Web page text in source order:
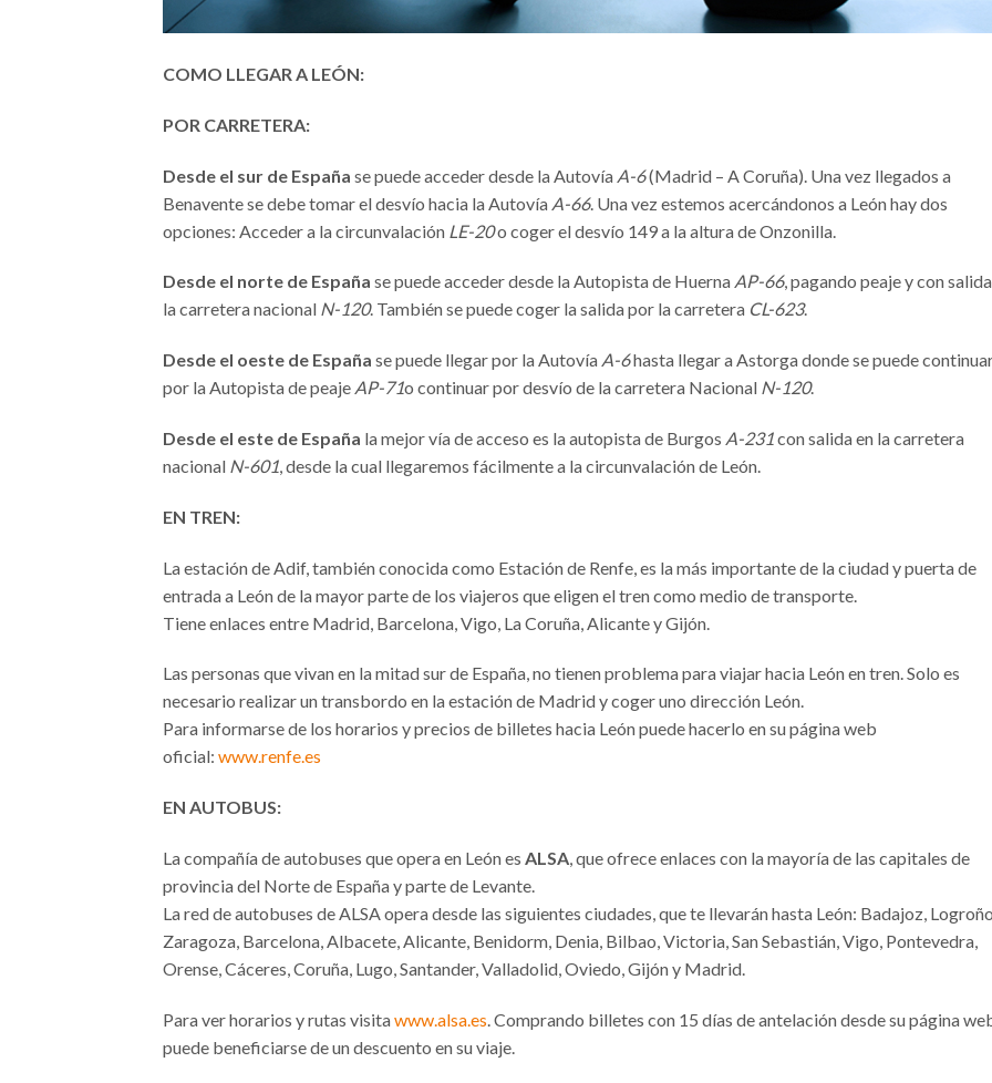
COMO LLEGAR A LEÓN:
POR CARRETERA:
Desde el sur de España se puede acceder desde la Autovía A-6(Madrid – A Coruña). Una vez llegados a
Benavente se debe tomar el desvío hacia la Autovía A-66. Una vez estemos acercándonos a León hay dos
opciones: Acceder a la circunvalación LE-20o coger el desvío 149 a la altura de Onzonilla.
Desde el norte de España se puede acceder desde la Autopista de Huerna AP-66, pagando peaje y con
la carretera nacional N-120. También se puede coger la salida por la carretera CL-623.
Desde el oeste de España se puede llegar por la Autovía A-6hasta llegar a Astorga donde se puede
por la Autopista de peaje AP-71o continuar por desvío de la carretera Nacional N-120.
Desde el este de España la mejor vía de acceso es la autopista de Burgos A-231con salida en la carretera
nacional N-601, desde la cual llegaremos fácilmente a la circunvalación de León.
EN TREN:
La estación de Adif, también conocida como Estación de Renfe, es la más importante de la ciudad y puerta de
entrada a León de la mayor parte de los viajeros que eligen el tren como medio de transporte.
Tiene enlaces entre Madrid, Barcelona, Vigo, La Coruña, Alicante y Gijón.
Las personas que vivan en la mitad sur de España, no tienen problema para viajar hacia León en tren. Solo es
necesario realizar un transbordo en la estación de Madrid y coger uno dirección León.
Para informarse de los horarios y precios de billetes hacia León puede hacerlo en su página web
oficial: www.renfe.es
EN AUTOBUS:
La compañía de autobuses que opera en León es ALSA, que ofrece enlaces con la mayoría de las capitales de
provincia del Norte de España y parte de Levante.
La red de autobuses de ALSA opera desde las siguientes ciudades, que te llevarán hasta León: Badajoz,
Zaragoza, Barcelona, Albacete, Alicante, Benidorm, Denia, Bilbao, Victoria, San Sebastián, Vigo, Pontevedra,
Orense, Cáceres, Coruña, Lugo, Santander, Valladolid, Oviedo, Gijón y Madrid.
Para ver horarios y rutas visitawww.alsa.es. Comprando billetes con 15 días de antelación desde su página
puede beneficiarse de un descuento en su viaje.